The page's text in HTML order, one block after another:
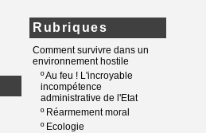
Rubriques
Comment survivre dans un
environnement hostile
ºAu feu ! L'incroyable
incompétence
administrative de l'Etat
º Réarmement moral
º Ecologie